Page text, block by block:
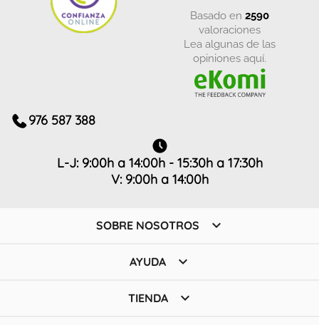
basado en 2590
valoraciones
Lea algunas de las
opiniones aquí.
976 587 388
L-J: 9:00h a 14:00h - 15:30h a 17:30h
V: 9:00h a 14:00h
SOBRE NOSOTROS 
AYUDA 
TIENDA 